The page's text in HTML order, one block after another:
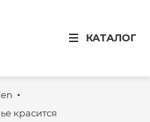
КАТАЛОГ
красится